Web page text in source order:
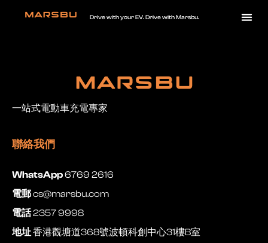
Drive with your EV. Drive with Marsbu.
一站式電動車充電專家
聯絡我們
WhatsApp6769 2616
電郵cs@marsbu.com
電話2357 9998
地址香港觀塘道368號波頓科創中心31樓B室